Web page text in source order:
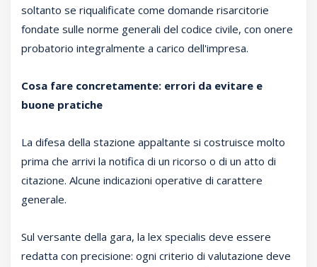
soltanto se riqualificate come domande risarcitorie
fondate sulle norme generali del codice civile, con onere
probatorio integralmente a carico dell'impresa.
Cosa fare concretamente: errori da evitare e
buone pratiche
La difesa della stazione appaltante si costruisce molto
prima che arrivi la notifica di un ricorso o di un atto di
citazione. Alcune indicazioni operative di carattere
generale.
Sul versante della gara, la lex specialis deve essere
redatta con precisione: ogni criterio di valutazione deve